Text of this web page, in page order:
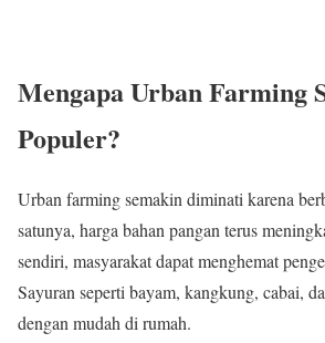
Mengapa Urban Farming
Populer?
Urban farming semakin diminati karena
satunya, harga bahan pangan terus
sendiri, masyarakat dapat menghemat
Sayuran seperti bayam, kangkung, cabai,
dengan mudah di rumah.